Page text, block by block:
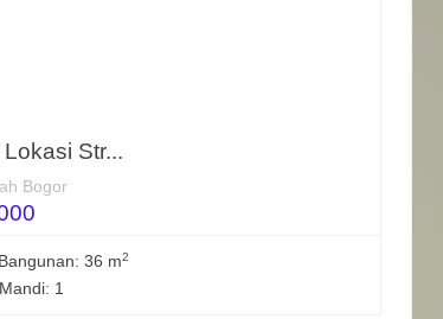
Str...
Bogor
Bangunan: 36 m2
1